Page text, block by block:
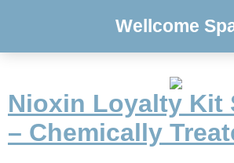
Wellcome
Nioxin Loyalty Kit
– Chemically